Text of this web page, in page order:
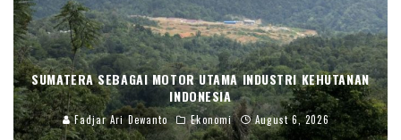
SUMATERA SEBAGAI MOTOR UTAMA INDUSTRI KEHUTANAN
INDONESIA
Fadjar Ari Dewanto Ekonomi August 6, 2026